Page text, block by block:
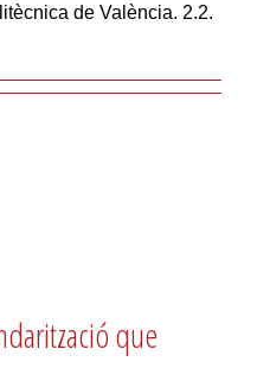
de València. 2.2.
que